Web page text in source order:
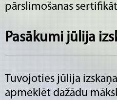
pārslimošanas
Pasākumi jūlija
Tuvojoties jūlija
apmeklēt dažādu